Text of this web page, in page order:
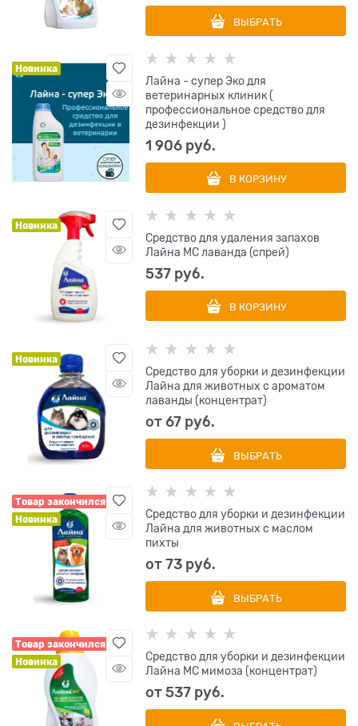
ВЫБРАТЬ
Новинка
Лайна - супер Эко для
ветеринарных клиник (
профессиональное средство для
дезинфекции )
1 906 руб.
В КОРЗИНУ
Новинка
Средство для удаления запахов
Лайна МС лаванда (спрей)
537 руб.
В КОРЗИНУ
Новинка
Средство для уборки и дезинфекции
Лайна для животных с ароматом
лаванды (концентрат)
от67 руб.
ВЫБРАТЬ
Товар закончился
Новинка
Средство для уборки и дезинфекции
Лайна для животных с маслом
пихты
от73 руб.
ВЫБРАТЬ
Товар закончился
Новинка
Средство для уборки и дезинфекции
Лайна МС мимоза (концентрат)
от537 руб.